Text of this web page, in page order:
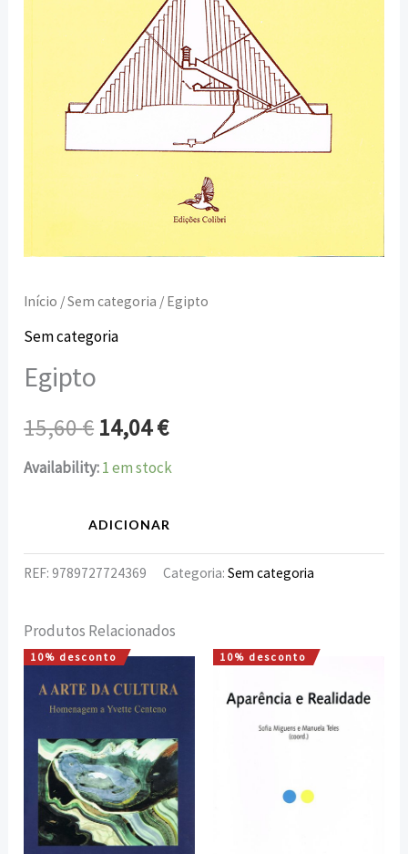
Início /Sem categoria / Egipto
Sem categoria
Egipto
15,60€ 14,04€
Availability:1 em stock
ADICIONAR
REF:9789727724369 Categoria:Sem categoria
Produtos Relacionados
10% desconto
O
preço
original
era:
O
preço
atual
é:
10% desconto
O
original
10,00 €.
O
atual
9,00 €.